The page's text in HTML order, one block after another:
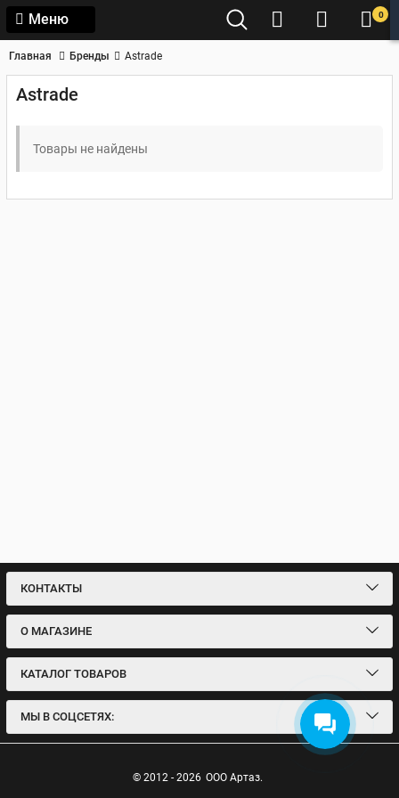
Меню 0
Главная Бренды Astrade
Astrade
Товары не найдены
КОНТАКТЫ
О МАГАЗИНЕ
КАТАЛОГ ТОВАРОВ
МЫ В СОЦСЕТЯХ:
© 2012 - 2026 ООО Артаз.